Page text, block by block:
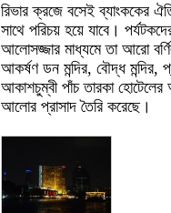
রিভার ক্রজে বসেই ব্যাংককের
সাথে পরিচয় হয়ে যাবে।
আলোসজ্জার মাধ্যমে তা আরো
আকর্ষণ ডন মন্দির, বৌদ্ধ মন্দির,
আকাশচুম্বী পাঁচ তারকা
আলোর প্রাসাদ তৈরি করেছে।